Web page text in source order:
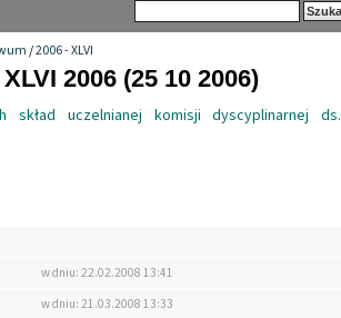
/2006 - XLVI
2006 (25 10 2006)
skład uczelnianej komisji dyscyplinarnej ds.
w dniu: 22.02.2008 13:41
w dniu: 21.03.2008 13:33